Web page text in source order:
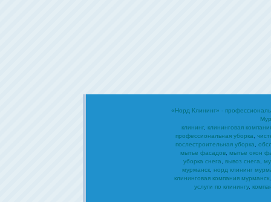
«Норд Клининг» -
клининг клининговая
профессиональная уборка
послестроительная уборка
мытье фасадов мытье окон
уборка снега
вывоз снега
мурманск, норд клининг
клининговая компания мурманск
услуги по клинингу,